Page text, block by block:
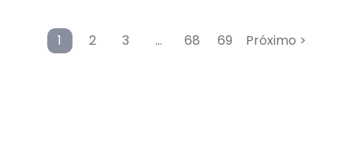
1 2 3 … 68 69 Próximo >